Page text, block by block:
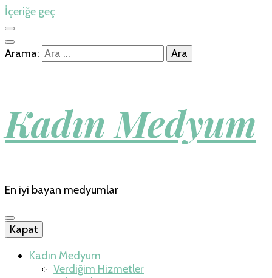
İçeriğe geç
Arama:
Kadın Medyum
En iyi bayan medyumlar
Kapat
Kadın Medyum
Verdiğim Hizmetler